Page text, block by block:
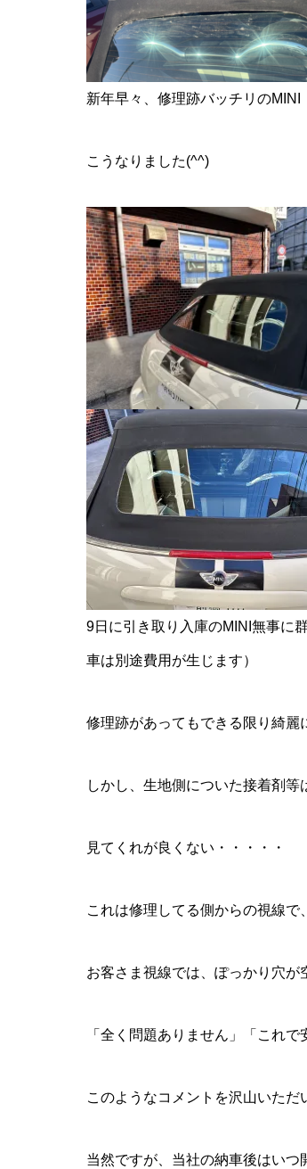
新年早々、修理跡バッチリのMINI
こうなりました(^^)
9日に引き取り入庫のMINI無事に
車は別途費用が生じます）
修理跡があってもできる限り綺麗
しかし、生地側についた接着剤
見てくれが良くない・・・・・
これは修理してる側からの視線で、
お客さま視線では、ぽっかり穴
「全く問題ありません」「これで
このようなコメントを沢山いただ
当然ですが、当社の納車後はいつ